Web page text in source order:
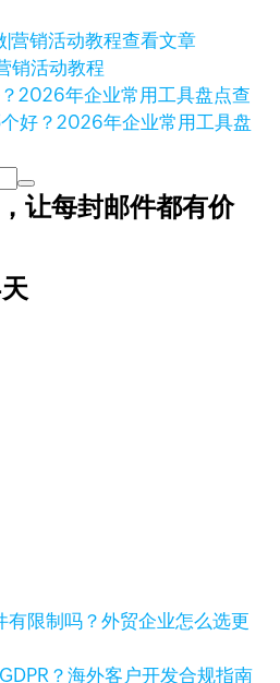
查看文章
销活动教程
查
好？2026年企业常用工具盘
让每封邮件都有价
限制吗？外贸企业怎么选更
？海外客户开发合规指南